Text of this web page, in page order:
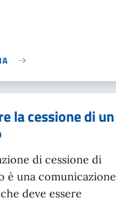
la cessione di un
di cessione di
è una comunicazione
deve essere